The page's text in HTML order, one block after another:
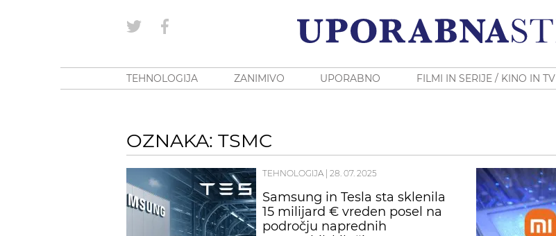
TEHNOLOGIJA ZANIMIVO UPORABNO FILMI IN SERIJE / KINO IN TV
OZNAKA: TSMC
TEHNOLOGIJA 28. 07. 2025
Samsung in Tesla sta sklenila
15 milijard € vreden posel na
področju naprednih